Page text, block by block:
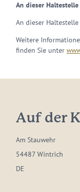
An dieser
An dieser
Weitere
finden Sie unter
Auf der
Am Stauwehr
54487 Wintrich
DE